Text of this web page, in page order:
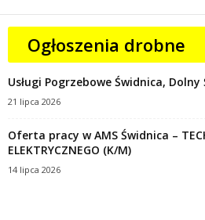
Ogłoszenia drobne
Usługi Pogrzebowe Świdnica, Dolny
21 lipca 2026
Oferta pracy w AMS Świdnica –
ELEKTRYCZNEGO (K/M)
14 lipca 2026